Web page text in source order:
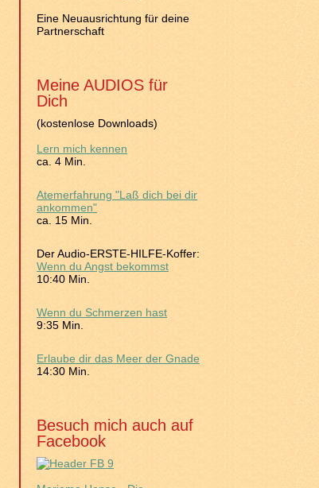
Eine Neuausrichtung für deine
Partnerschaft
Meine AUDIOS für
Dich
(kostenlose Downloads)
Lern mich kennen
ca. 4 Min.
Atemerfahrung "Laß dich bei dir
ankommen"
ca. 15 Min.
Der Audio-ERSTE-HILFE-Koffer:
Wenn du Angst bekommst
10:40 Min.
Wenn du Schmerzen hast
9:35 Min.
Erlaube dir das Meer der Gnade
14:30 Min.
Besuch mich auch auf
Facebook